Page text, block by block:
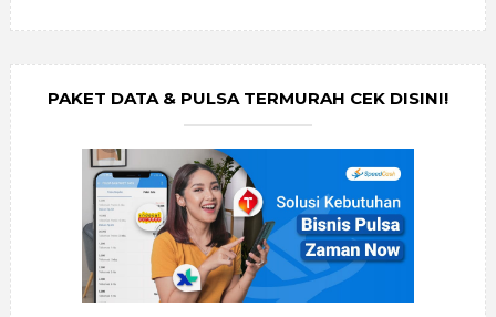
PAKET DATA & PULSA TERMURAH CEK DISINI!